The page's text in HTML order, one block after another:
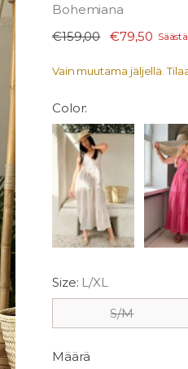
Bohemiana
Normaali
€159,00 €79,50
Vain muutama jäljellä.
Color:
Size: L/XL
S/M
Määrä